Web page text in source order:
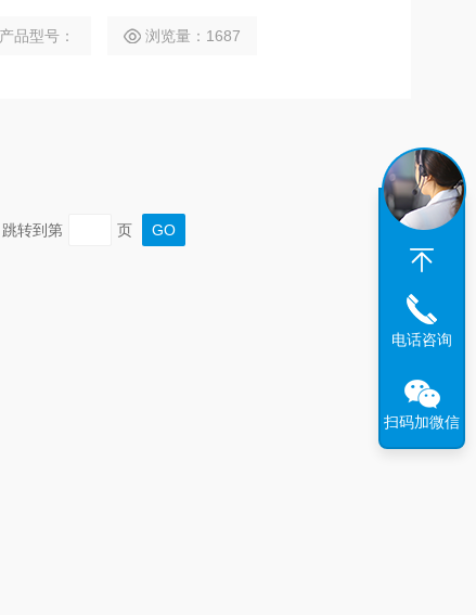
产品型号： 浏览量：1687
转到第 页
电话咨询
扫码加微信